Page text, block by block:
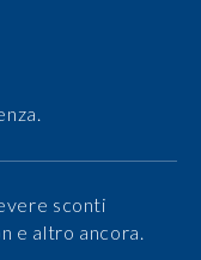
sconti
e altro ancora.